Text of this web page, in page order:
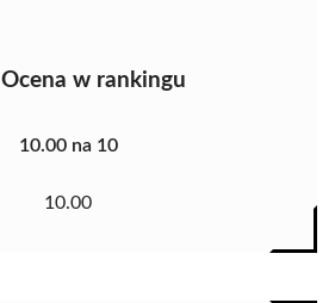
Ocena w rankingu
10.00 na 10
10.00